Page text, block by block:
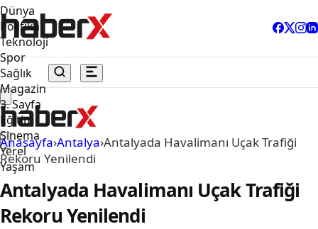
Dünya
Politika
Teknoloji
Spor
Sağlık
Magazin
3. Sayfa
Eğitim
Sinema
Yerel
Yaşam
Anasayfa›Antalya›Antalyada Havalimanı Uçak Trafiği
Rekoru Yenilendi
Antalyada Havalimanı Uçak Trafiği
Rekoru Yenilendi